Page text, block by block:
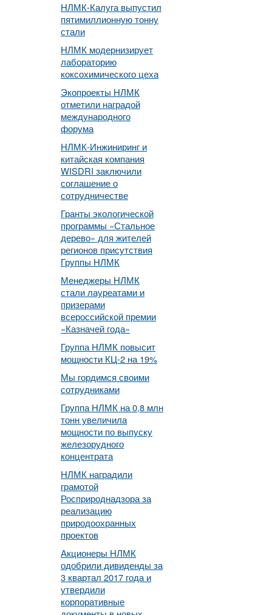
НЛМК-Калуга выпустил
пятимиллионную тонну
стали
НЛМК модернизирует
лабораторию
коксохимического цеха
Экопроекты НЛМК
отметили наградой
международного
форума
НЛМК-Инжиниринг и
китайская компания
WISDRI заключили
соглашение о
сотрудничестве
Гранты экологической
программы «Стальное
дерево» для жителей
регионов присутствия
Группы НЛМК
Менеджеры НЛМК
стали лауреатами и
призерами
всероссийской премии
«Казначей года»
Группа НЛМК повысит
мощности КЦ-2 на 19%
Мы гордимся своими
сотрудниками
Группа НЛМК на 0,8 млн
тонн увеличила
мощности по выпуску
железорудного
концентрата
НЛМК наградили
грамотой
Росприроднадзора за
реализацию
природоохранных
проектов
Акционеры НЛМК
одобрили дивиденды за
3 квартал 2017 года и
утвердили
корпоративные